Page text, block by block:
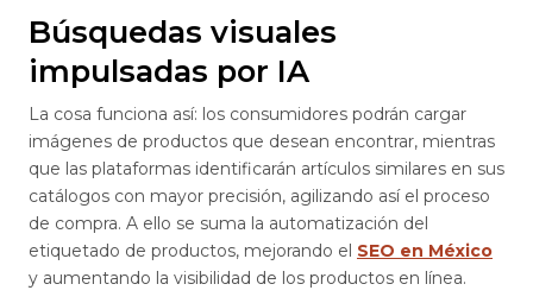
Búsquedas visuales
impulsadas por IA
La cosa funciona así: los consumidores podrán cargar
imágenes de productos que desean encontrar, mientras
que las plataformas identificarán artículos similares en sus
catálogos con mayor precisión, agilizando así el proceso
de compra. A ello se suma la automatización del
etiquetado de productos, mejorando el SEO en México
y aumentando la visibilidad de los productos en línea.